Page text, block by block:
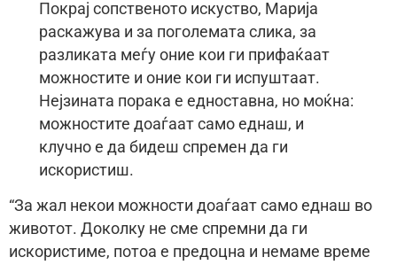
Покрај сопственото искуство, Марија
раскажува и за поголемата слика, за
разликата меѓу оние кои ги прифаќаат
можностите и оние кои ги испуштаат.
Нејзината порака е едноставна, но моќна:
можностите доаѓаат само еднаш, и
клучно е да бидеш спремен да ги
искористиш.
“За жал некои можности доаѓаат само еднаш во
животот. Доколку не сме спремни да ги
искористиме, потоа е предоцна и немаме време